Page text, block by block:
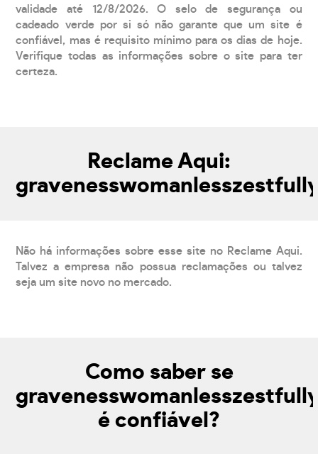
validade até 12/8/2026. O selo de segurança ou
cadeado verde por si só não garante que um site é
confiável, mas é requisito mínimo para os dias de hoje.
Verifique todas as informações sobre o site para ter
certeza.
Reclame Aqui:
Não há informações sobre esse site no Reclame Aqui.
Talvez a empresa não possua reclamações ou talvez
seja um site novo no mercado.
Como saber se
é confiável?